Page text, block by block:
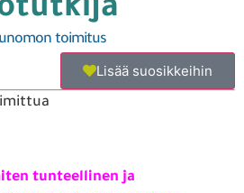
toimitus
Lisää suosikkeihin
tunteellinen ja